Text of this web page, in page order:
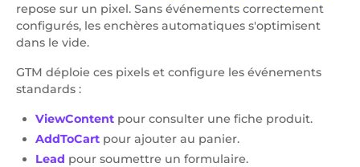
repose sur un pixel. Sans événements correctement
configurés, les enchères automatiques s'optimisent
dans le vide.
GTM déploie ces pixels et configure les événements
standards :
ViewContent pour consulter une fiche produit.
AddToCart pour ajouter au panier.
Lead pour soumettre un formulaire.